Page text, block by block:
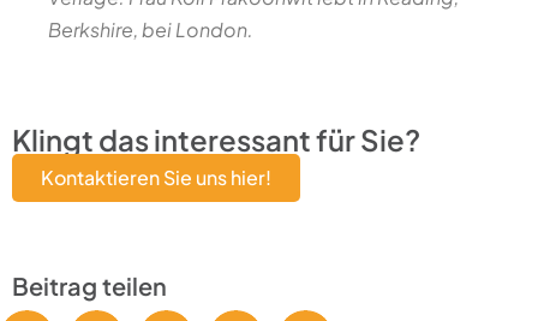
Berkshire, bei London.
Klingt das interessant für Sie?
Kontaktieren Sie uns hier!
Beitrag teilen